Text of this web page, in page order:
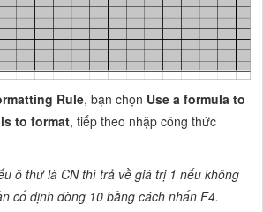
Rule, bạn chọn Use a formula to
to format, tiếp theo nhập công thức
ô thứ là CN thì trả về giá trị 1 nếu không
cố định dòng 10 bằng cách nhấn F4.